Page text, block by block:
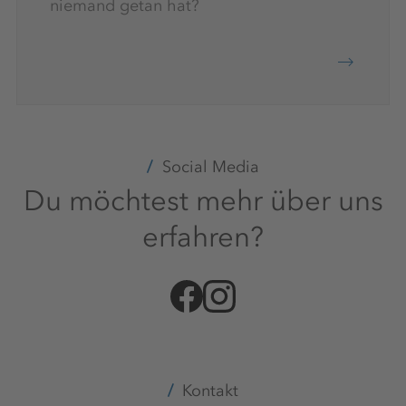
niemand getan hat?
Social Media
Du möchtest mehr über uns
erfahren?
Kontakt